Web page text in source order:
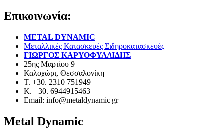
Επικοινωνία:
METAL DYNAMIC
Μεταλλικές Κατασκευές Σιδηροκατασκευές
ΓΙΩΡΓΟΣ ΚΑΡΥΟΦΥΛΛΙΔΗΣ
25ης Μαρτίου 9
Καλοχώρι, Θεσσαλονίκη
Τ. +30. 2310 751949
Κ. +30. 6944915463
Email: info@metaldynamic.gr
Metal Dynamic